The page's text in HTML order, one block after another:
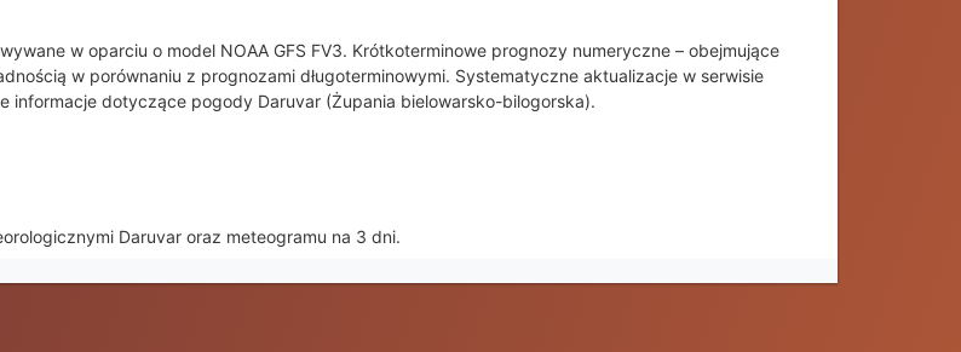
w oparciu o model NOAA GFS FV3. Krótkoterminowe prognozy numeryczne – obejmujące
w porównaniu z prognozami długoterminowymi. Systematyczne aktualizacje w serwisie
dotyczące pogody Daruvar (Żupania bielowarsko-bilogorska).
Daruvar oraz meteogramu na 3 dni.